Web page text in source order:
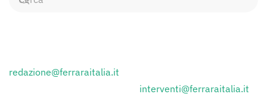
redazione@ferraraitalia.it
interventi@ferraraitalia.it